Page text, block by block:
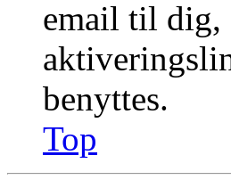
email til dig,
benyttes.
Top